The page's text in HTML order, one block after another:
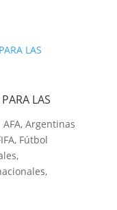
LAS
AFA, Argentinas
, Fútbol
,
,